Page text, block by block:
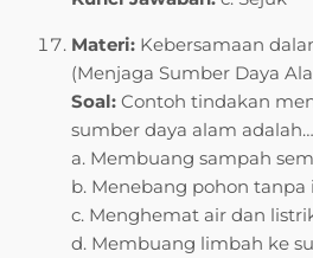
Materi: Kebersamaan
(Menjaga Sumber Daya
Soal: Contoh tindakan
sumber daya alam adalah…
a. Membuang sampah
b. Menebang pohon tanpa
c. Menghemat air dan
d. Membuang limbah ke